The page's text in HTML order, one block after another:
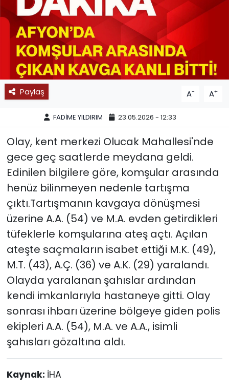
Paylaş A- A+
FADİME YILDIRIM 23.05.2026 - 12:33
Olay, kent merkezi Olucak Mahallesi'nde
gece geç saatlerde meydana geldi.
Edinilen bilgilere göre, komşular arasında
henüz bilinmeyen nedenle tartışma
çıktı.Tartışmanın kavgaya dönüşmesi
üzerine A.A. (54) ve M.A. evden getirdikleri
tüfeklerle komşularına ateş açtı. Açılan
ateşte saçmaların isabet ettiği M.K. (49),
M.T. (43), A.Ç. (36) ve A.K. (29) yaralandı.
Olayda yaralanan şahıslar ardından
kendi imkanlarıyla hastaneye gitti. Olay
sonrası ihbarı üzerine bölgeye giden polis
ekipleri A.A. (54), M.A. ve A.A., isimli
şahısları gözaltına aldı.
Kaynak: İHA
SPOR
11:11 MANŞET